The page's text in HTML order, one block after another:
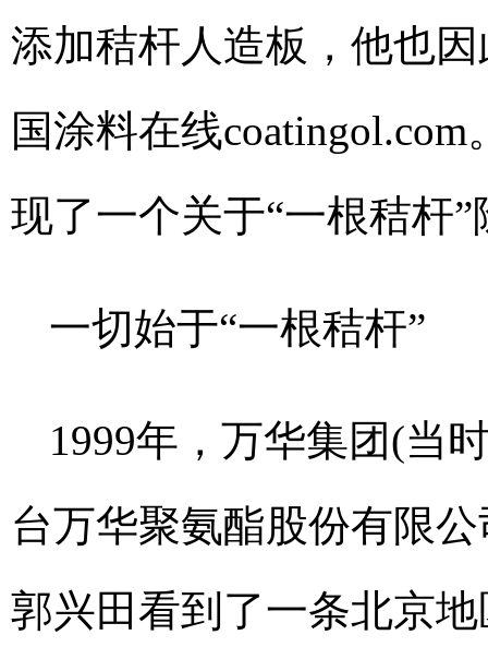
添加秸杆人造板，他也
国涂料在线coatingol.com
现了一个关于“一根秸杆
一切始于“一根秸杆”
1999年，万华集团(当
台万华聚氨酯股份有限
郭兴田看到了一条北京